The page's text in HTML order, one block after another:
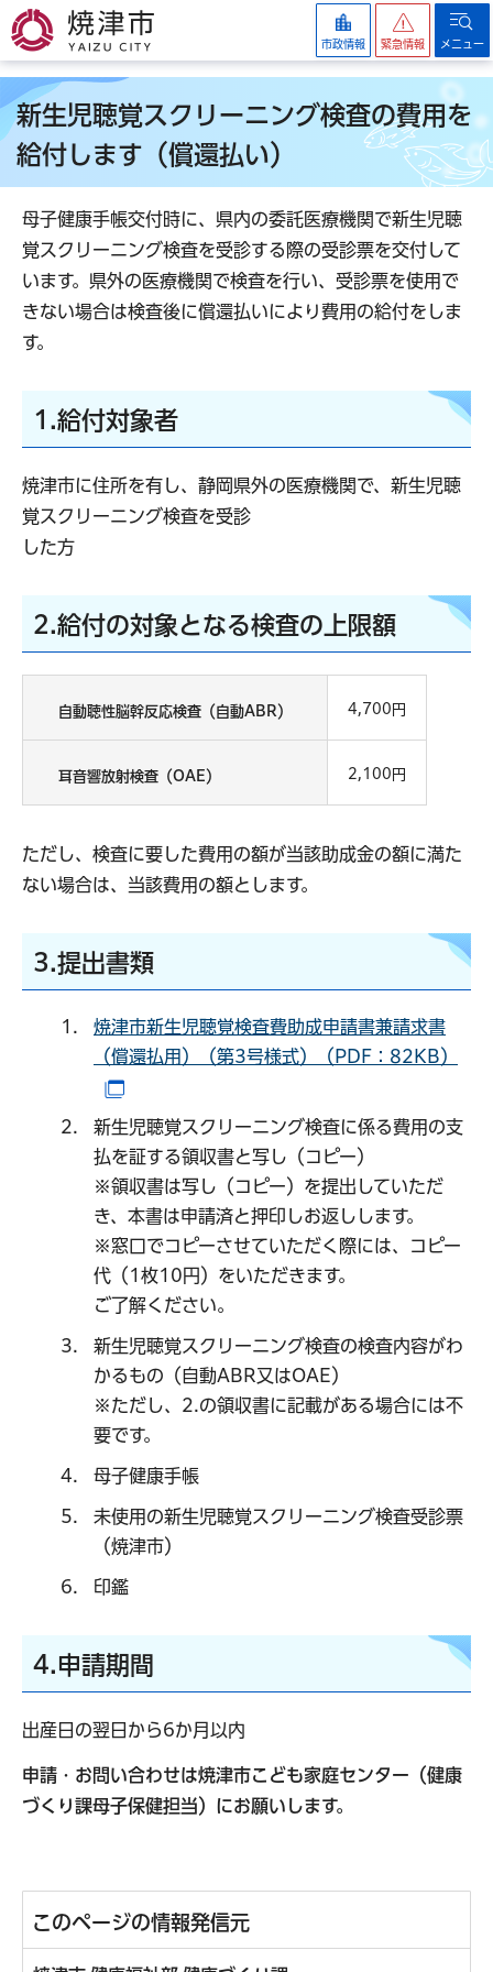
焼津市
市政情報 緊急情報 メニュー
新生児聴覚スクリーニング検査の費用を
給付します（償還払い）
母子健康手帳交付時に、県内の委託医療機関で新生児聴
覚スクリーニング検査を受診する際の受診票を交付して
います。県外の医療機関で検査を行い、受診票を使用で
きない場合は検査後に償還払いにより費用の給付をしま
す。
1.給付対象者
焼津市に住所を有し、静岡県外の医療機関で、新生児聴
覚スクリーニング検査を受診
した方
2.給付の対象となる検査の上限額
自動聴性脳幹反応検査（自動ABR） 4,700円
耳音響放射検査（OAE） 2,100円
ただし、検査に要した費用の額が当該助成金の額に満た
ない場合は、当該費用の額とします。
3.提出書類
焼津市新生児聴覚検査費助成申請書兼請求書
（償還払用）（第3号様式）（PDF：82KB）
新生児聴覚スクリーニング検査に係る費用の支
払を証する領収書と写し（コピー）
※領収書は写し（コピー）を提出していただ
き、本書は申請済と押印しお返しします。
※窓口でコピーさせていただく際には、コピー
代（1枚10円）をいただきます。
ご了解ください。
新生児聴覚スクリーニング検査の検査内容がわ
かるもの（自動ABR又はOAE）
※ただし、2.の領収書に記載がある場合には不
要です。
母子健康手帳
未使用の新生児聴覚スクリーニング検査受診票
（焼津市）
印鑑
4.申請期間
出産日の翌日から6か月以内
申請・お問い合わせは焼津市こども家庭センター（健康
づくり課母子保健担当）にお願いします。
このページの情報発信元